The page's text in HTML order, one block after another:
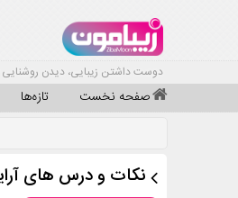
دوست داشتن زیبایی، دیدن
صفحه نخست تازه‌ها
نکات و درس های